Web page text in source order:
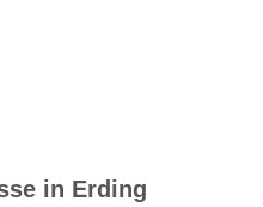
in Erding